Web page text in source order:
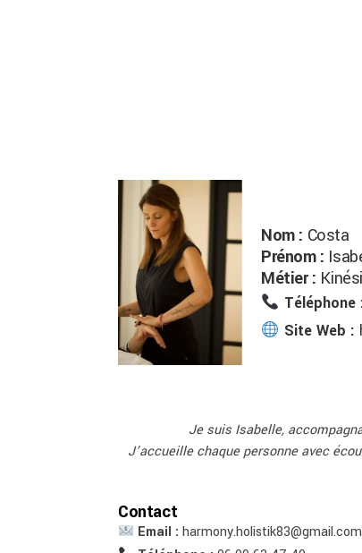
Nom : Costa
Prénom :
Métier :
Téléphone
Site Web :
Je suis Isabelle,
J’accueille chaque personne avec
Contact
Email : harmony.holistik83@gmail.com